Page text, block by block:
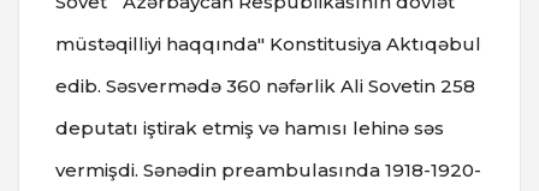
müstəqilliyi haqqında" Konstitusiya Aktıqəbul
edib. Səsvermədə 360 nəfərlik Ali Sovetin 258
deputatı iştirak etmiş və hamısı lehinə səs
vermişdi. Sənədin preambulasında 1918-1920-